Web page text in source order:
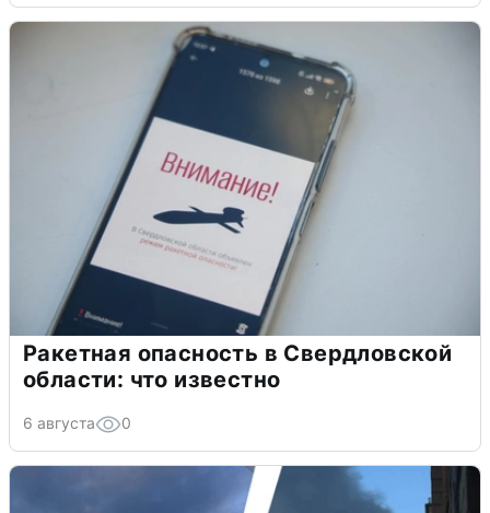
Ракетная опасность в Свердловской
области: что известно
6 августа 0